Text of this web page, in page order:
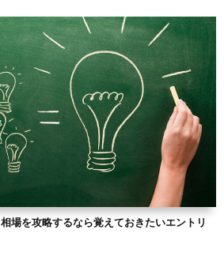
場を攻略するなら覚えておきたいエントリ